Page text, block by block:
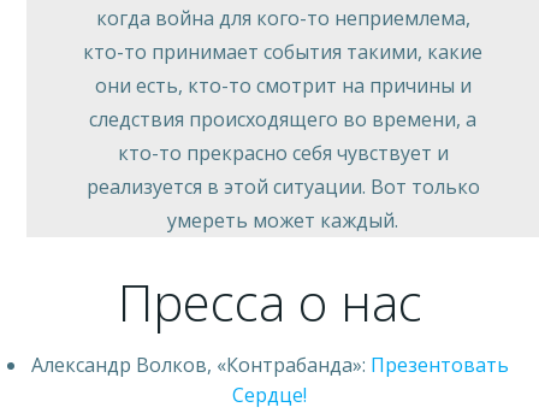
когда война для кого-то неприемлема,
кто-то принимает события такими, какие
они есть, кто-то смотрит на причины и
следствия происходящего во времени, а
кто-то прекрасно себя чувствует и
реализуется в этой ситуации. Вот только
умереть может каждый.
Пресса о нас
Александр Волков, «Контрабанда»: Презентовать
Сердце!